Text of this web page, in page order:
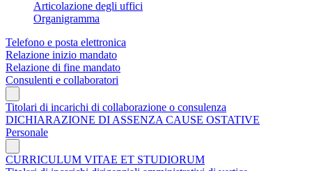
Articolazione degli uffici
Organigramma
Telefono e posta elettronica
Relazione inizio mandato
Relazione di fine mandato
Consulenti e collaboratori
Titolari di incarichi di collaborazione o consulenza
DICHIARAZIONE DI ASSENZA CAUSE OSTATIVE
Personale
CURRICULUM VITAE ET STUDIORUM